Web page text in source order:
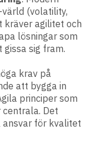
(volatility,
kräver agilitet och
lösningar som
sig fram​.
krav på
att bygga in
principer som
Det
ansvar för kvalitet